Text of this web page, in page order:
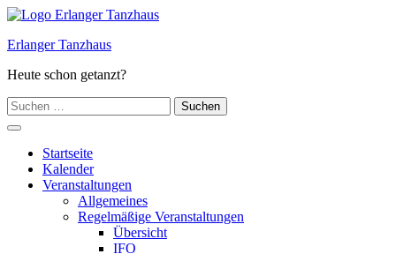
Zum
springen
Erlanger Tanzhaus
Heute schon getanzt?
Suchen
nach:
Hauptmenü
Startseite
Kalender
Veranstaltungen
Allgemeines
Regelmäßige Veranstaltungen
Übersicht
IFO